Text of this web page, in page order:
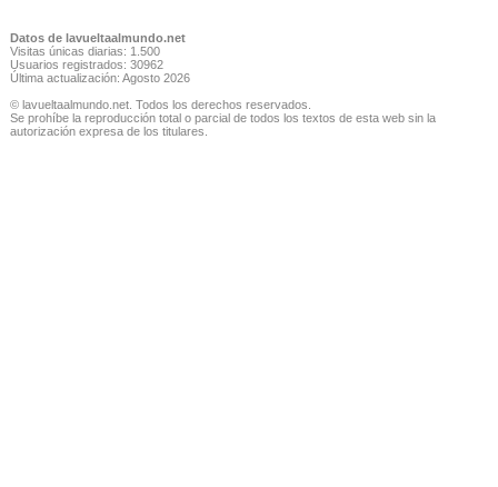
Datos de lavueltaalmundo.net
Visitas únicas diarias: 1.500
Usuarios registrados: 30962
Última actualización: Agosto 2026
© lavueltaalmundo.net. Todos los derechos reservados.
Se prohíbe la reproducción total o parcial de todos los textos de esta web sin la
autorización expresa de los titulares.